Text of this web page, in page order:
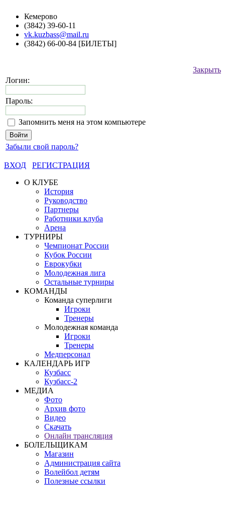
Кемерово
(3842) 39-60-11
vk.kuzbass@mail.ru
(3842) 66-00-84 [БИЛЕТЫ]
Закрыть
Логин:
Пароль:
Запомнить меня на этом компьютере
Забыли свой пароль?
ВХОД
РЕГИСТРАЦИЯ
О КЛУБЕ
История
Руководство
Партнеры
Работники клуба
Арена
ТУРНИРЫ
Чемпионат России
Кубок России
Еврокубки
Молодежная лига
Остальные турниры
КОМАНДЫ
Команда суперлиги
Игроки
Тренеры
Молодежная команда
Игроки
Тренеры
Медперсонал
КАЛЕНДАРЬ ИГР
Кузбасс
Кузбасс-2
МЕДИА
Фото
Архив фото
Видео
Скачать
Онлайн трансляция
БОЛЕЛЬЩИКАМ
Магазин
Администрация сайта
Волейбол детям
Полезные ссылки